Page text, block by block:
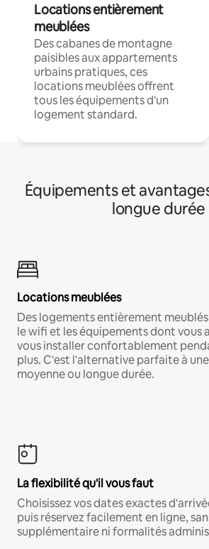
Locations entièrement
meublées
Des cabanes de montagne
paisibles aux appartements
urbains pratiques, ces
locations meublées offrent
tous les équipements d'un
logement standard.
Équipements et
longue durée
Locations meublées
Des logements entièrement
le wifi et les équipements dont vous
vous installer confortablement
plus. C'est l'alternative parfaite à
moyenne ou longue durée.
La flexibilité qu'il vous faut
Choisissez vos dates exactes
puis réservez facilement en ligne,
supplémentaire ni formalités